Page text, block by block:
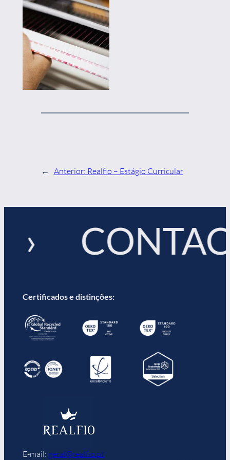
← Anterior: Realfio – Estágio Curricular
›
Certificados e distinções:
E-mail: geral@realfio.pt